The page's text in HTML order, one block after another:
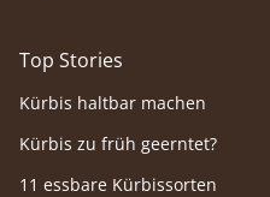
Top Stories
Kürbis haltbar machen
Kürbis zu früh geerntet?
11 essbare Kürbissorten